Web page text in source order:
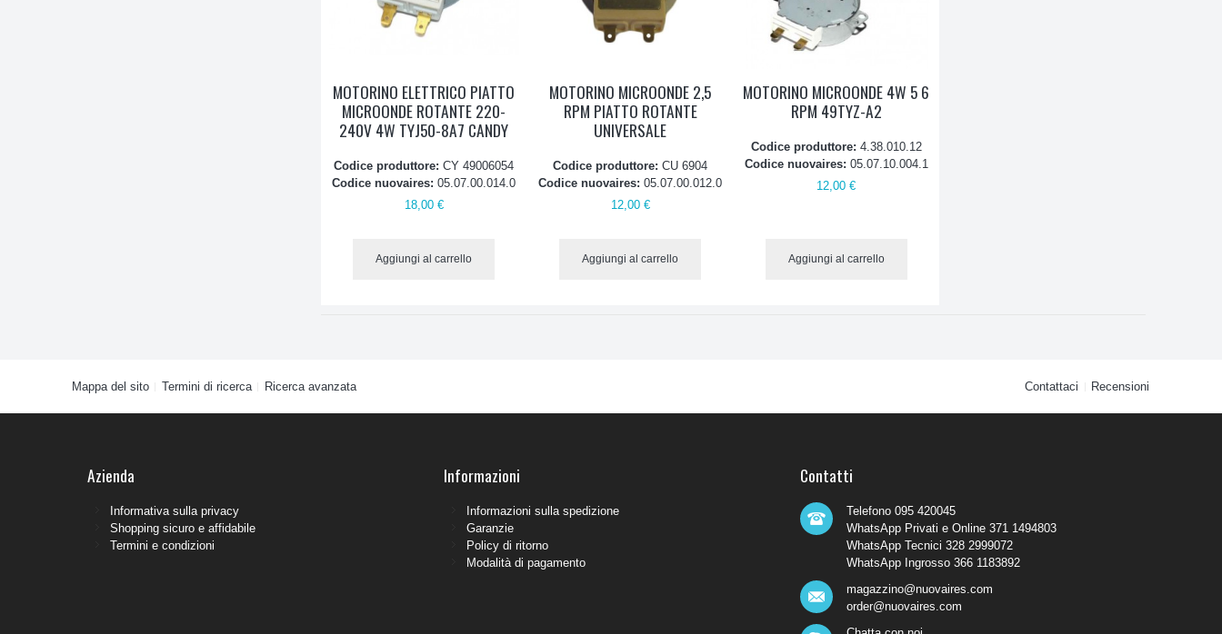
MOTORINO ELETTRICO PIATTO
MICROONDE ROTANTE 220-
240V 4W TYJ50-8A7 CANDY
Codice produttore:CY 49006054
Codice nuovaires:05.07.00.014.0
18,00 €
Aggiungi al carrello
MOTORINO MICROONDE 2,5
RPM PIATTO ROTANTE
UNIVERSALE
Codice produttore:CU 6904
Codice nuovaires:05.07.00.012.0
12,00 €
Aggiungi al carrello
MOTORINO MICROONDE 4W 5 6
RPM 49TYZ-A2
Codice produttore: 4.38.010.12
Codice nuovaires: 05.07.10.004.1
12,00 €
Aggiungi al carrello
Mappa del sito Termini di ricerca Ricerca avanzata Contattaci Recensioni
Azienda
Informativa sulla privacy
Shopping sicuro e affidabile
Termini e condizioni
Informazioni
Informazioni sulla spedizione
Garanzie
Policy di ritorno
Modalità di pagamento
Contatti
Telefono 095 420045
WhatsApp Privati e Online 371 1494803
WhatsApp Tecnici 328 2999072
WhatsApp Ingrosso 366 1183892
magazzino@nuovaires.com
order@nuovaires.com